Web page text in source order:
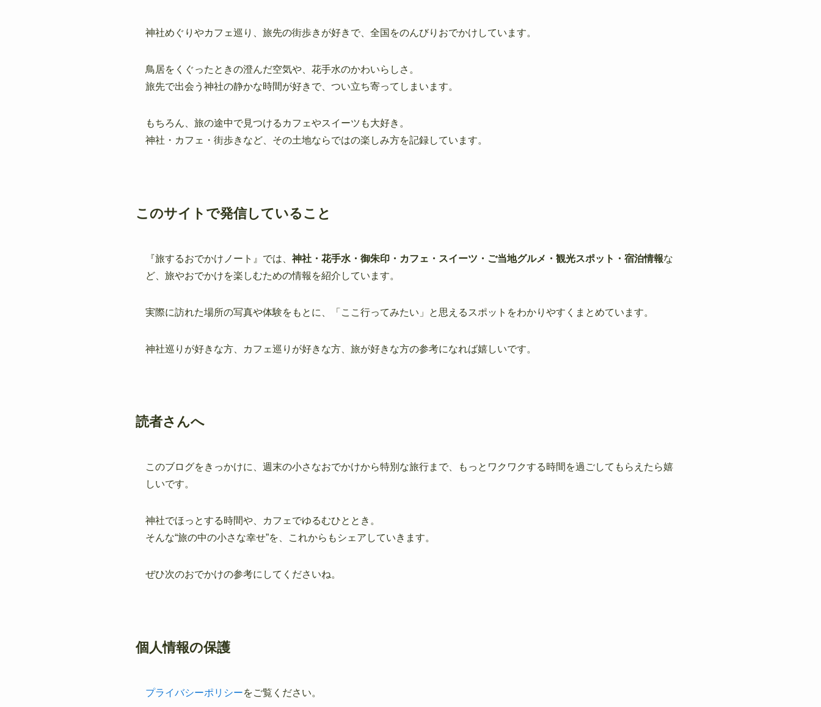
神社めぐりやカフェ巡り、旅先の街歩きが好きで、全国をのんびりおでかけしています。
鳥居をくぐったときの澄んだ空気や、花手水のかわいらしさ。
旅先で出会う神社の静かな時間が好きで、つい立ち寄ってしまいます。
もちろん、旅の途中で見つけるカフェやスイーツも大好き。
神社・カフェ・街歩きなど、その土地ならではの楽しみ方を記録しています。
このサイトで発信していること
『旅するおでかけノート』では、 神社・花手水・御朱印・カフェ・スイーツ・ご当地グルメ・観光スポット・宿泊情報な
ど、旅やおでかけを楽しむための情報を紹介しています。
実際に訪れた場所の写真や体験をもとに、「ここ行ってみたい」と思えるスポットをわかりやすくまとめています。
神社巡りが好きな方、カフェ巡りが好きな方、旅が好きな方の参考になれば嬉しいです。
読者さんへ
このブログをきっかけに、週末の小さなおでかけから特別な旅行まで、もっとワクワクする時間を過ごしてもらえたら嬉
しいです。
神社でほっとする時間や、カフェでゆるむひととき。
そんな“旅の中の小さな幸せ”を、これからもシェアしていきます。
ぜひ次のおでかけの参考にしてくださいね。
個人情報の保護
プライバシーポリシーをご覧ください。